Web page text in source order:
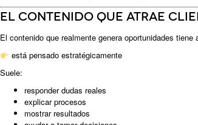
El contenido que atrae
El contenido que realmente genera oportunidades tiene
está pensado estratégicamente
Suele:
responder dudas reales
explicar procesos
mostrar resultados